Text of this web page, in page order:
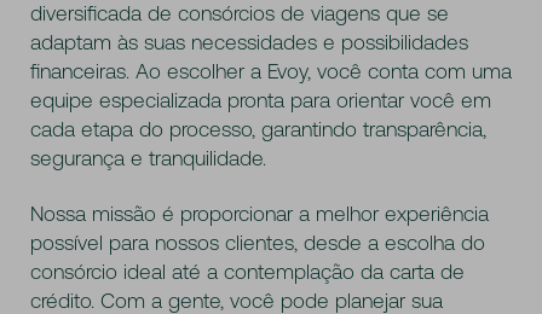
diversificada de consórcios de viagens que se
adaptam às suas necessidades e possibilidades
financeiras. Ao escolher a Evoy, você conta com uma
equipe especializada pronta para orientar você em
cada etapa do processo, garantindo transparência,
segurança e tranquilidade.
Nossa missão é proporcionar a melhor experiência
possível para nossos clientes, desde a escolha do
consórcio ideal até a contemplação da carta de
crédito. Com a gente, você pode planejar sua